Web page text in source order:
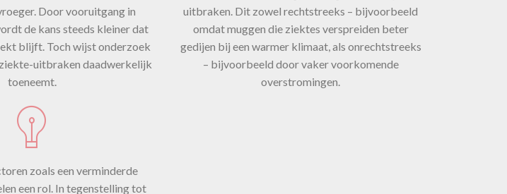
en
door
Door vooruitgang in
de kans steeds kleiner dat
blijft. Toch wijst onderzoek
uitbraken daadwerkelijk
toeneemt.
uitbraken. Dit zowel rechtstreeks – bijvoorbeeld
omdat muggen die ziektes verspreiden beter
gedijen bij een warmer klimaat, als onrechtstreeks
– bijvoorbeeld door vaker voorkomende
overstromingen.
zoals een verminderde
een rol. In tegenstelling tot